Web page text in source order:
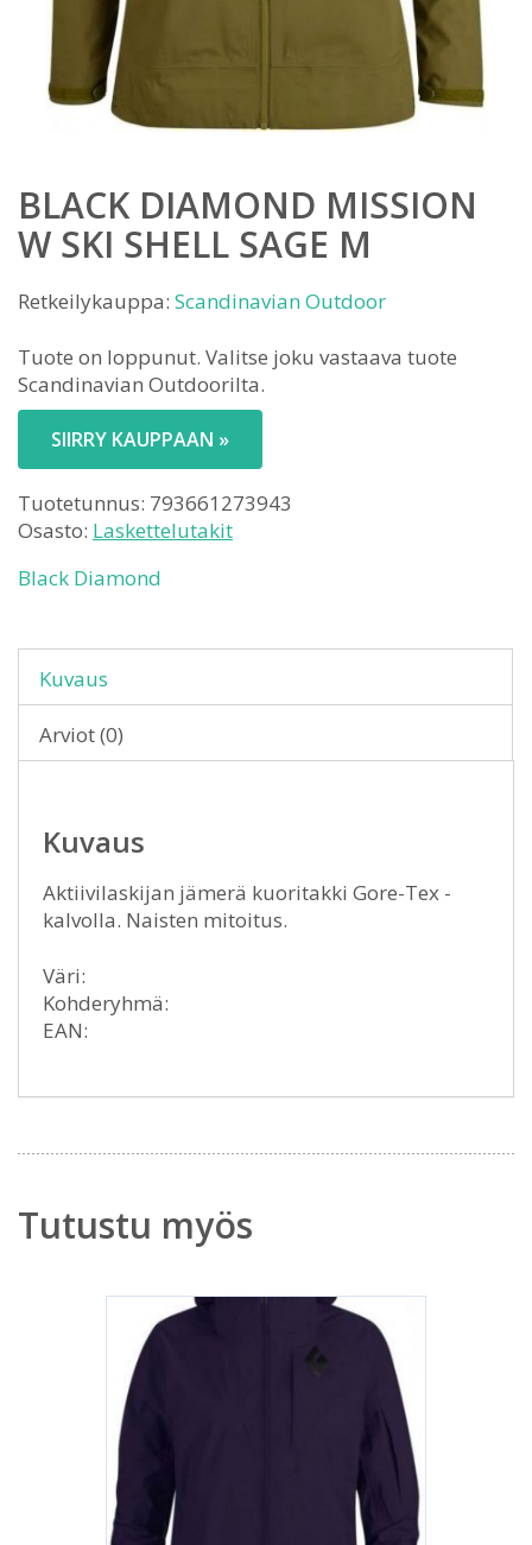
BLACK DIAMOND MISSION
W SKI SHELL SAGE M
Retkeilykauppa: Scandinavian Outdoor
Tuote on loppunut. Valitse joku vastaava tuote
Scandinavian Outdoorilta.
SIIRRY KAUPPAAN »
Tuotetunnus: 793661273943
Osasto: Laskettelutakit
Black Diamond
Kuvaus
Arviot (0)
Kuvaus
Aktiivilaskijan jämerä kuoritakki Gore-Tex -
kalvolla. Naisten mitoitus.
Väri:
Kohderyhmä:
EAN:
Tutustu myös